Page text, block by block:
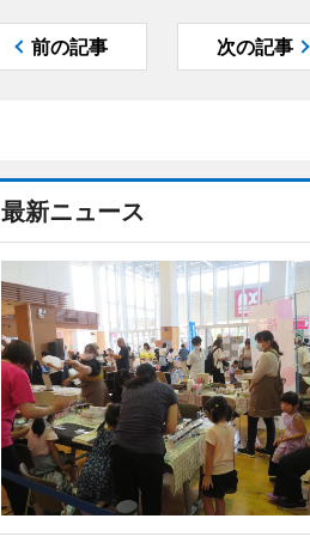
前の記事 次の記事
最新ニュース